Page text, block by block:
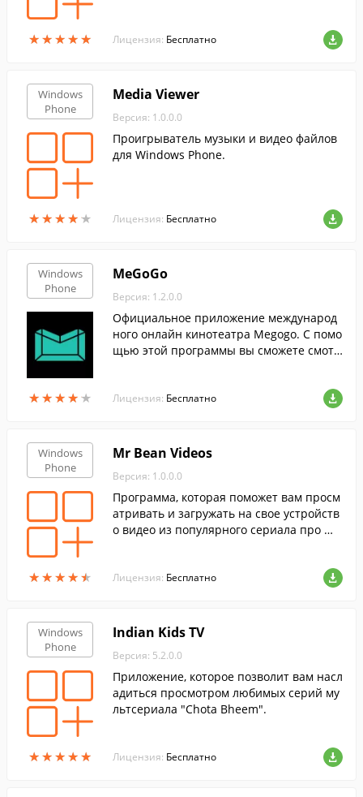
★★★★★
★★★★★ Лицензия: Бесплатно
Windows
Phone
★★★★★
★★★★★
Media Viewer
Версия: 1.0.0.0
Проигрыватель музыки и видео файлов
для Windows Phone.
Лицензия: Бесплатно
Windows
Phone
★★★★★
★★★★★
MeGoGo
Версия: 1.2.0.0
Официальное приложение международ
ного онлайн кинотеатра Megogo. С помо
щью этой программы вы сможете смотр
Лицензия: Бесплатно
Windows
Phone
★★★★★
★★★★★
Mr Bean Videos
Версия: 1.0.0.0
Программа, которая поможет вам просм
атривать и загружать на свое устройств
о видео из популярного сериала про Ми
Лицензия: Бесплатно
Windows
Phone
★★★★★
★★★★★
Indian Kids TV
Версия: 5.2.0.0
Приложение, которое позволит вам насл
адиться просмотром любимых серий му
льтсериала "Chota Bheem".
Лицензия: Бесплатно